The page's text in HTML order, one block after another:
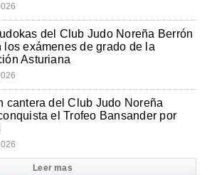
del Club Judo Noreña Berrón
los exámenes de grado de la
Asturiana
cantera del Club Judo Noreña
el Trofeo Bansander por
Leer mas